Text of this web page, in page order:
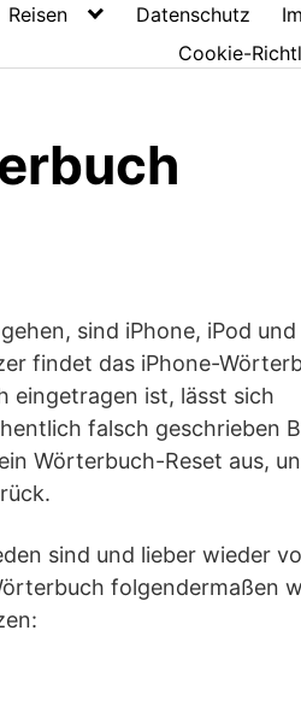
Reisen Datenschutz
Cookie-
sind iPhone, iPod und
findet das iPhone-
eingetragen ist, lässt sich
falsch geschrieben
Wörterbuch-Reset aus,
sind und lieber wieder
folgendermaßen